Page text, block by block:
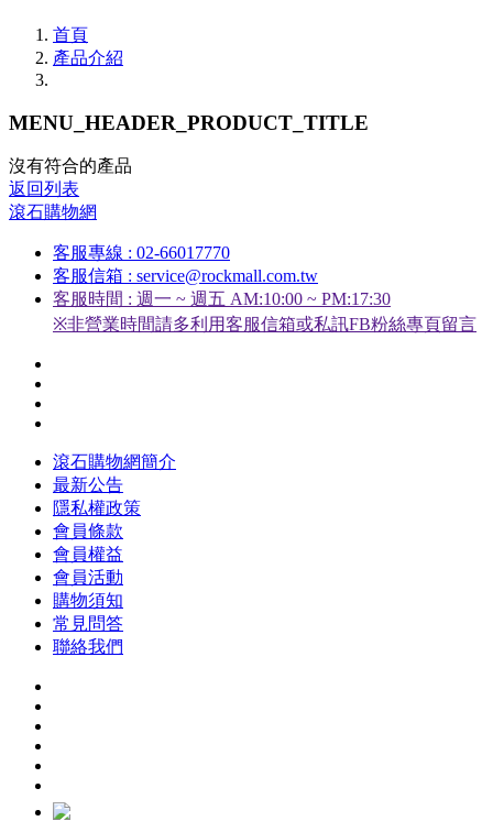
首頁
產品介紹
MENU_HEADER_PRODUCT_TITLE
沒有符合的產品
返回列表
滾石購物網
客服專線 : 02-66017770
客服信箱 : service@rockmall.com.tw
客服時間 : 週一 ~ 週五 AM:10:00 ~ PM:17:30
※非營業時間請多利用客服信箱或私訊FB粉絲專頁留言
滾石購物網簡介
最新公告
隱私權政策
會員條款
會員權益
會員活動
購物須知
常見問答
聯絡我們